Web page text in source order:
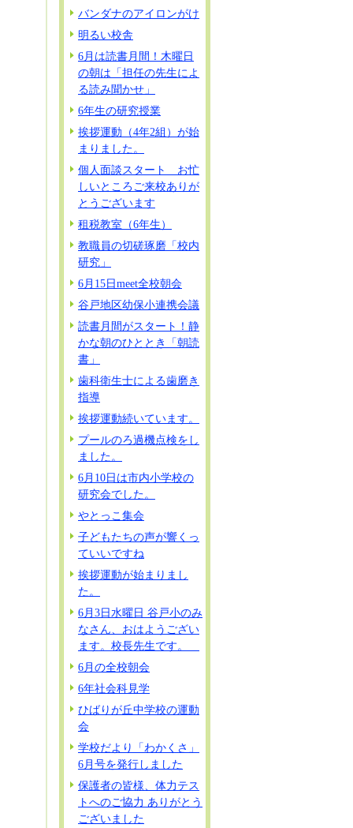
バンダナのアイロンがけ
明るい校舎
6月は読書月間！木曜日
の朝は「担任の先生によ
る読み聞かせ」
6年生の研究授業
挨拶運動（4年2組）が始
まりました。
個人面談スタート お忙
しいところご来校ありが
とうございます
租税教室（6年生）
教職員の切磋琢磨「校内
研究」
6月15日meet全校朝会
谷戸地区幼保小連携会議
読書月間がスタート！静
かな朝のひととき「朝読
書」
歯科衛生士による歯磨き
指導
挨拶運動続いています。
プールのろ過機点検をし
ました。
6月10日は市内小学校の
研究会でした。
やとっこ集会
子どもたちの声が響くっ
ていいですね
挨拶運動が始まりまし
た。
6月3日水曜日 谷戸小のみ
なさん、おはようござい
ます。校長先生です。
6月の全校朝会
6年社会科見学
ひばりが丘中学校の運動
会
学校だより「わかくさ」
6月号を発行しました
保護者の皆様、体力テス
トへのご協力 ありがとう
ございました